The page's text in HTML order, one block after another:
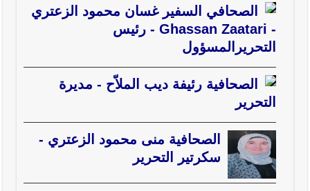
أخبار صيدا عمر مرجان يطلق أكاديمية نادي الحرية لكرة القدم
أخبار لبنان قائد الجيش اللبناني العماد رودولف هيكل استقبل
النائب أكرم شهيب الذي شدد على ضرورة التفاف جميع اللبنانيين
حول الجيش في هذه المرحلة الدقيقة
الصحافي السفير غسان محمود الزعتري
- Ghassan Zaatari - رئيس
التحرير المسؤول
الصحافية رئيفة ديب الملاّح - مديرة
التحرير
الصحافية منى محمود الزعتري -
سكرتير التحرير